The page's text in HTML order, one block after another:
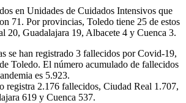
en Unidades de Cuidados Intensivos que
71. Por provincias, Toledo tiene 25 de estos
20, Guadalajara 19, Albacete 4 y Cuenca 3.
se han registrado 3 fallecidos por Covid-19,
Toledo. El número acumulado de fallecidos
es 5.923.
registra 2.176 fallecidos, Ciudad Real 1.707,
619 y Cuenca 537.